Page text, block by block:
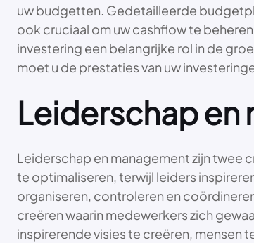
uw budgetten. Gedetailleerde
ook cruciaal om uw cashflow te
investering een belangrijke rol in de
moet u de prestaties van uw
Leiderschap en
Leiderschap en management zijn twee
te optimaliseren, terwijl leiders
organiseren, controleren en
creëren waarin medewerkers zich
inspirerende visies te creëren, mensen